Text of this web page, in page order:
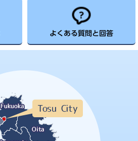
よくある質問と回答